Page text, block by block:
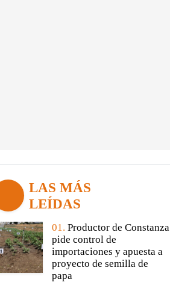
LAS MÁS
LEÍDAS
01. Productor de Constanza
pide control de
importaciones y apuesta a
proyecto de semilla de
papa